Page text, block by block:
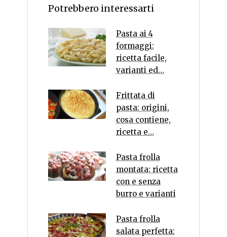
Potrebbero interessarti
Pasta ai 4
formaggi:
ricetta facile,
varianti ed…
Frittata di
pasta: origini,
cosa contiene,
ricetta e…
Pasta frolla
montata: ricetta
con e senza
burro e varianti
Pasta frolla
salata perfetta: